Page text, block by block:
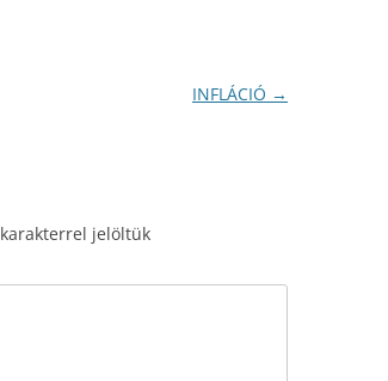
INFLÁCIÓ →
karakterrel jelöltük